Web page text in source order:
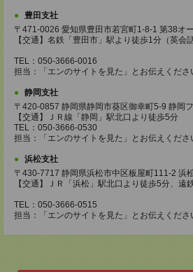
豊田支社
〒471-0026 愛知県豊田市若宮町1-8-1 第38オ
【交通】名鉄「豊田市」駅より徒歩1分（英会
TEL：050-3666-0016
担当：「エンのサイトを見た」とお伝えくださ
静岡支社
〒420-0857 静岡県静岡市葵区御幸町5-9 静岡
【交通】ＪＲ線「静岡」駅北口より徒歩5分
TEL：050-3666-0530
担当：「エンのサイトを見た」とお伝えくださ
浜松支社
〒430-7717 静岡県浜松市中区板屋町111-2 浜
【交通】ＪＲ「浜松」駅北口より徒歩5分、遠
TEL：050-3666-0515
担当：「エンのサイトを見た」とお伝えくださ